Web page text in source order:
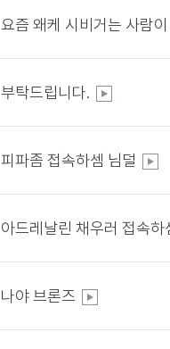
요즘 왜케 시비거는 사람
부탁드립니다.
피파좀 접속하셈 님덜
아드레날린 채우러 접속하
나야 브론즈